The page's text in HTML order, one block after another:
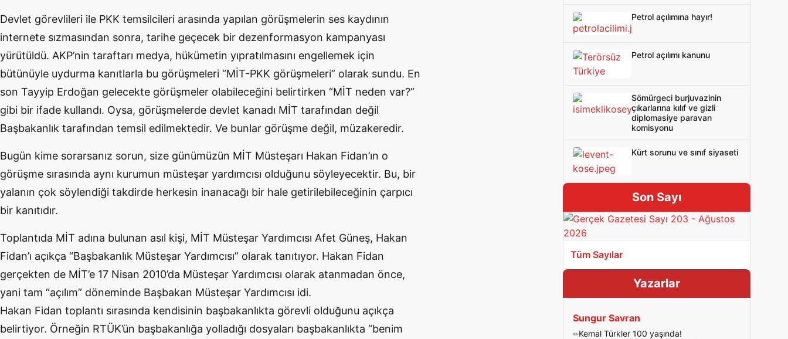
Devlet görevlileri ile PKK temsilcileri arasında yapılan görüşmelerin ses kaydının
internete sızmasından sonra, tarihe geçecek bir dezenformasyon kampanyası
yürütüldü. AKP’nin taraftarı medya, hükümetin yıpratılmasını engellemek için
bütünüyle uydurma kanıtlarla bu görüşmeleri “MİT-PKK görüşmeleri” olarak sundu. En
son Tayyip Erdoğan gelecekte görüşmeler olabileceğini belirtirken “MİT neden var?”
gibi bir ifade kullandı. Oysa, görüşmelerde devlet kanadı MİT tarafından değil
Başbakanlık tarafından temsil edilmektedir. Ve bunlar görüşme değil, müzakeredir.
Bugün kime sorarsanız sorun, size günümüzün MİT Müsteşarı Hakan Fidan’ın o
görüşme sırasında aynı kurumun müsteşar yardımcısı olduğunu söyleyecektir. Bu, bir
yalanın çok söylendiği takdirde herkesin inanacağı bir hale getirilebileceğinin çarpıcı
bir kanıtıdır.
Toplantıda MİT adına bulunan asıl kişi, MİT Müsteşar Yardımcısı Afet Güneş, Hakan
Fidan’ı açıkça “Başbakanlık Müsteşar Yardımcısı” olarak tanıtıyor. Hakan Fidan
gerçekten de MİT’e 17 Nisan 2010’da Müsteşar Yardımcısı olarak atanmadan önce,
yani tam “açılım” döneminde Başbakan Müsteşar Yardımcısı idi.
Hakan Fidan toplantı sırasında kendisinin başbakanlıkta görevli olduğunu açıkça
belirtiyor. Örneğin RTÜK’ün başbakanlığa yolladığı dosyaları başbakanlıkta “benim
Petrol açılımına hayır!
Petrol açılımı kanunu
Sömürgeci burjuvazinin
çıkarlarına kılıf ve gizli
diplomasiye paravan
komisyonu
Kürt sorunu ve sınıf siyaseti
Son Sayı
Tüm Sayılar
Yazarlar
Sungur Savran
Kemal Türkler 100 yaşında!